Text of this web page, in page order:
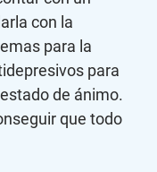
con la
para la
para
de ánimo.
que todo